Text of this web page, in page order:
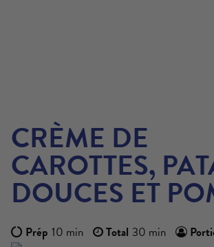
CRÈME DE
CAROTTES,
DOUCES ET
Prép 10 min Total 30 min